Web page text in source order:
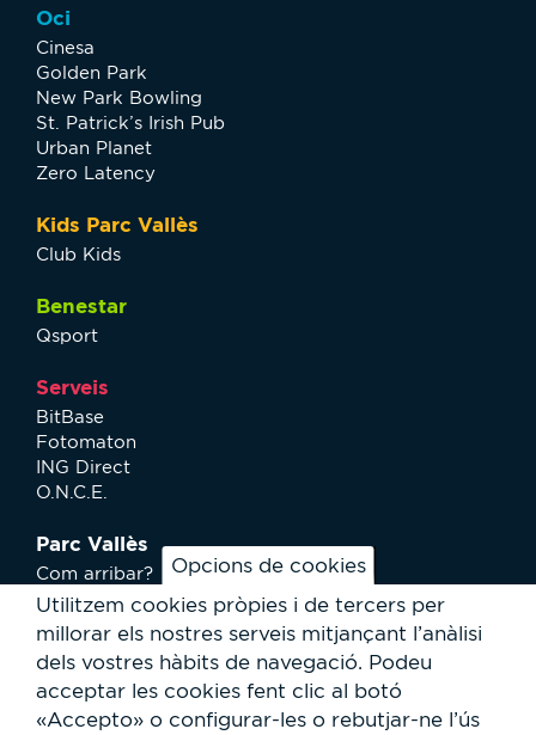
Opcions de cookies
Utilitzem cookies pròpies i de tercers per
millorar els nostres serveis mitjançant l’anàlisi
dels vostres hàbits de navegació. Podeu
acceptar les cookies fent clic al botó
«Accepto» o configurar-les o rebutjar-ne l’ús
Oci
Cinesa
Golden Park
New Park Bowling
St. Patrick’s Irish Pub
Urban Planet
Zero Latency
Kids Parc Vallès
Club Kids
Benestar
Qsport
Serveis
BitBase
Fotomaton
ING Direct
O.N.C.E.
Parc Vallès
Com arribar?
Plànol
Activitats
Serveis a l'usuari
Club Staff
Qui som?